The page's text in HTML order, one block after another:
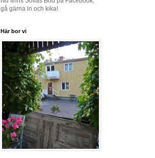
gå gärna in och kika!
Här bor vi